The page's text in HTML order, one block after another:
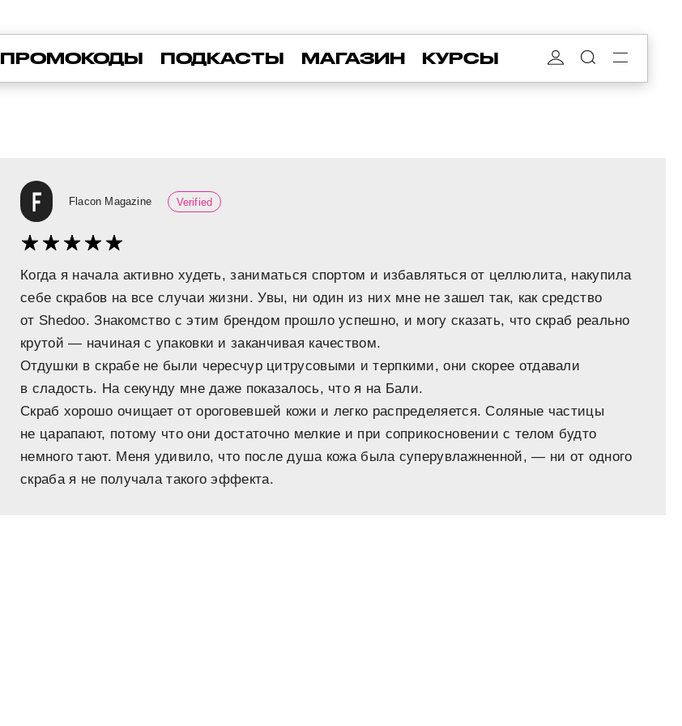
ПРОМОКОДЫ ПОДКАСТЫ МАГАЗИН КУРСЫ
Flacon Magazine Verified
Когда я начала активно худеть, заниматься спортом и избавляться от целлюлита, накупила
себе скрабов на все случаи жизни. Увы, ни один из них мне не зашел так, как средство
от Shedoo. Знакомство с этим брендом прошло успешно, и могу сказать, что скраб реально
крутой — начиная с упаковки и заканчивая качеством.
Отдушки в скрабе не были чересчур цитрусовыми и терпкими, они скорее отдавали
в сладость. На секунду мне даже показалось, что я на Бали.
Скраб хорошо очищает от ороговевшей кожи и легко распределяется. Соляные частицы
не царапают, потому что они достаточно мелкие и при соприкосновении с телом будто
немного тают. Меня удивило, что после душа кожа была суперувлажненной, — ни от одного
скраба я не получала такого эффекта.